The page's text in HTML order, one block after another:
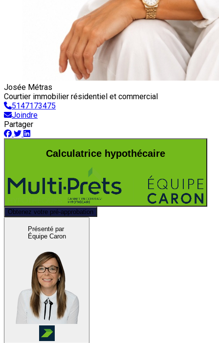
Josée Métras
Courtier immobilier résidentiel et commercial
5147173475
Joindre
Partager
Calculatrice hypothécaire
Obtenez votre pré-approbation
Présenté par
Équipe Caron